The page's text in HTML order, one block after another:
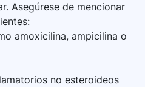
Asegúrese de mencionar
amoxicilina, ampicilina o
no esteroideos